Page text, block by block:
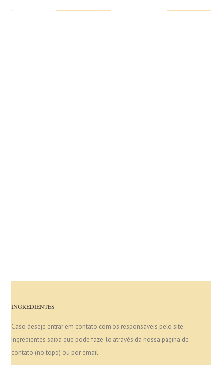
INGREDIENTES
Caso deseje entrar em contato com os responsáveis pelo site
Ingredientes saiba que pode faze-lo através da nossa página de
contato (no topo) ou por email.